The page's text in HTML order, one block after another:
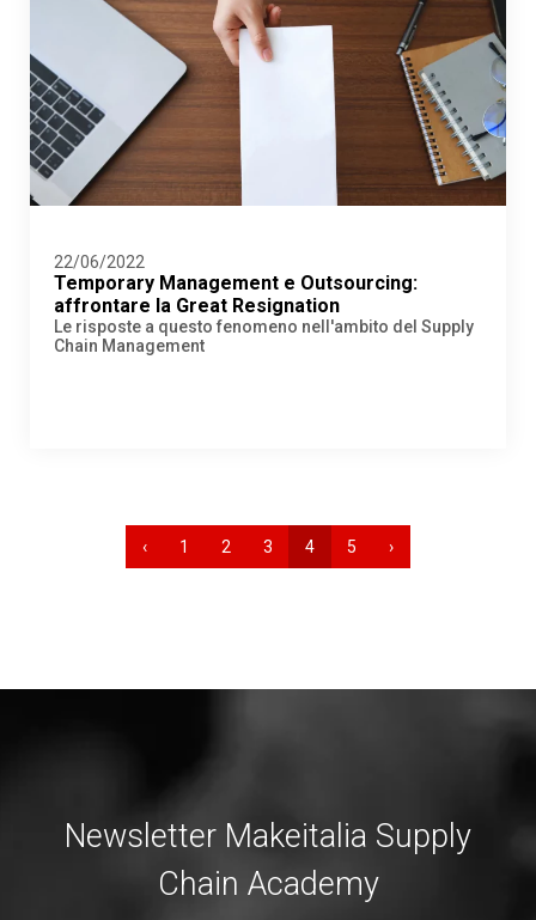
22/06/2022
Temporary Management e Outsourcing:
affrontare la Great Resignation
Le risposte a questo fenomeno nell'ambito del Supply
Chain Management
‹ 1 2 3 4 5 ›
Newsletter Makeitalia Supply
Chain Academy